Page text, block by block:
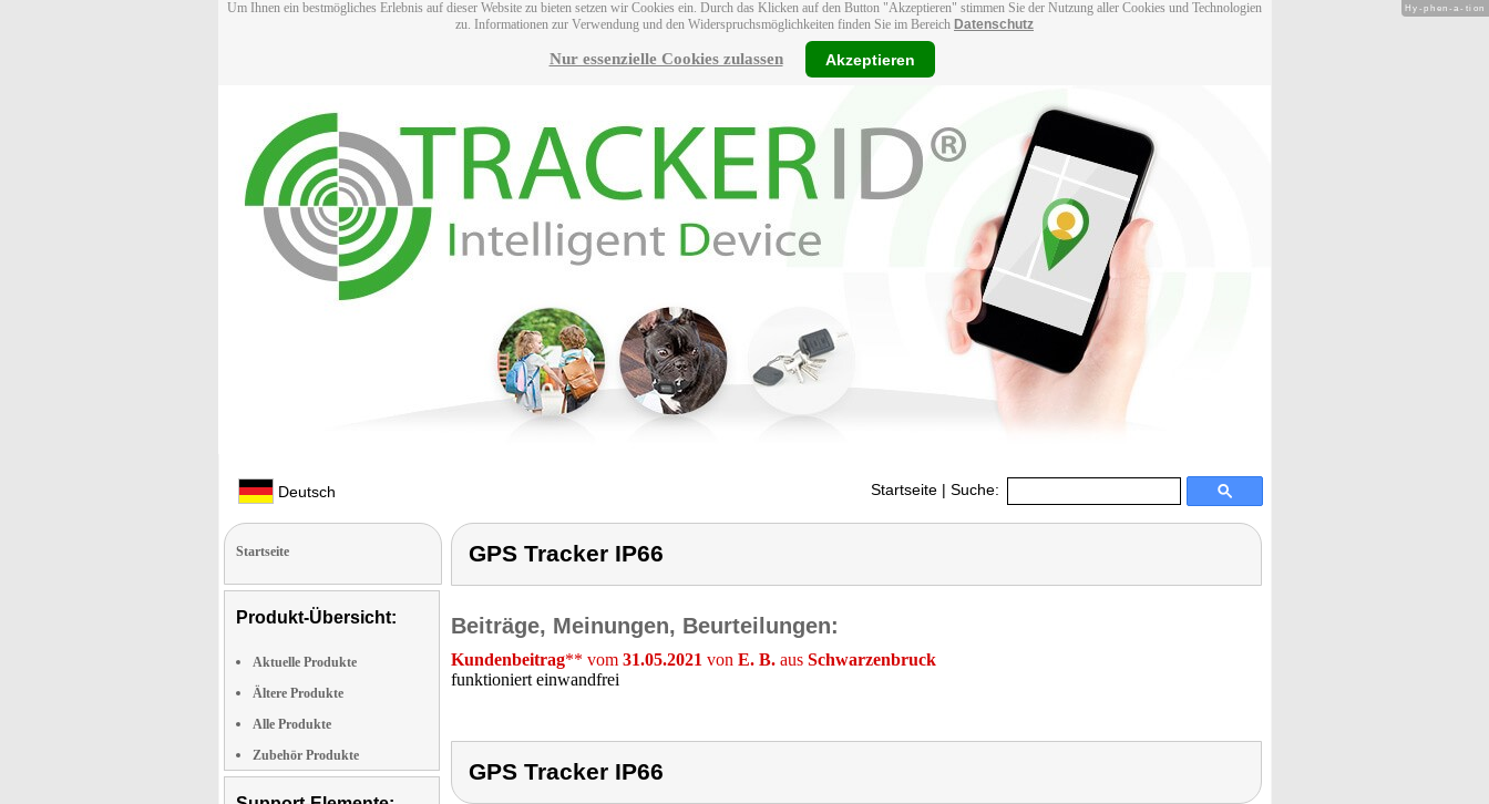
Um Ihnen ein bestmögliches Erlebnis auf dieser Website zu bieten setzen wir Cookies ein. Durch das Klicken auf den Button "Akzeptieren" stimmen Sie der Nutzung aller Cookies und Technologien
zu. Informationen zur Verwendung und den Widerspruchsmöglichkeiten finden Sie im Bereich Datenschutz
Nur essenzielle Cookies zulassen Akzeptieren
Deutsch Startseite | Suche:
Startseite
Produkt-Übersicht:
Aktuelle Produkte
Ältere Produkte
Alle Produkte
Zubehör Produkte
GPS Tracker IP66
Beiträge, Meinungen, Beurteilungen:
Kundenbeitrag** vom 31.05.2021 von E. B. aus Schwarzenbruck
funktioniert einwandfrei
GPS Tracker IP66
Hy-phen-a-tion